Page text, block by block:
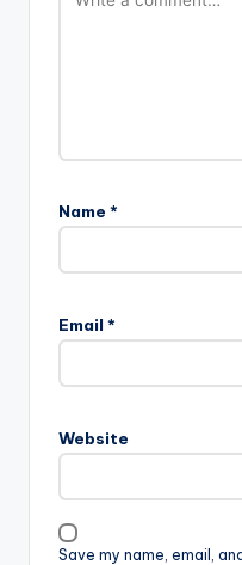
Name *
Email *
Website
Save my name, email,